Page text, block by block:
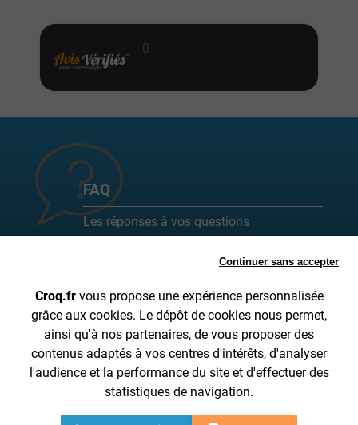
0
FAQ
Les réponses à vos questions
fréquemment posées sont ici !
SUIVI DE COMMANDE
A PROPOS DE CROQ.FR
INFORMATIONS SUR LA LIVRAISON
CGV
MENTIONS LÉGALES
DONNÉES PERSONNELLES
CONTACTEZ-NOUS DE 8H30 À 15H30 AU 04 28 53 00 05
Continuer sans accepter
Croq.frvous propose une expérience personnalisée
grâce aux cookies. Le dépôt de cookies nous permet,
ainsi qu'à nos partenaires, de vous proposer des
contenus adaptés à vos centres d'intérêts, d'analyser
l'audience et la performance du site et d'effectuer des
statistiques de navigation.